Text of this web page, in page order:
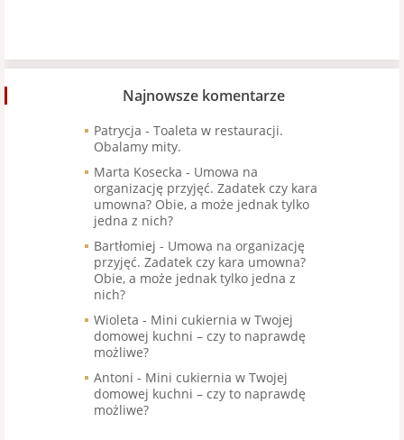
Najnowsze komentarze
Patrycja - Toaleta w restauracji.
Obalamy mity.
Marta Kosecka - Umowa na
organizację przyjęć. Zadatek czy kara
umowna? Obie, a może jednak tylko
jedna z nich?
Bartłomiej - Umowa na organizację
przyjęć. Zadatek czy kara umowna?
Obie, a może jednak tylko jedna z
nich?
Wioleta - Mini cukiernia w Twojej
domowej kuchni – czy to naprawdę
możliwe?
Antoni - Mini cukiernia w Twojej
domowej kuchni – czy to naprawdę
możliwe?